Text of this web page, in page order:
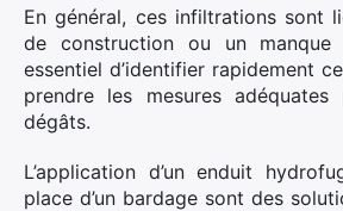
En général, ces infiltrations sont
de construction ou un manque
essentiel d’identifier rapidement
prendre les mesures
dégâts.
L’application d’un enduit
place d’un bardage sont des